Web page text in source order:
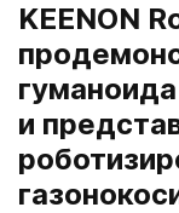
KEENON
и